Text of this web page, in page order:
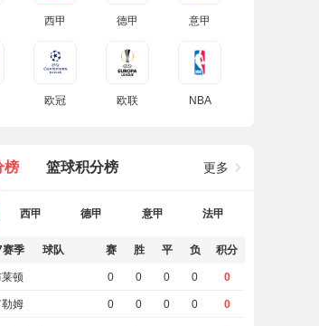
西甲 德甲 意甲
欧冠 欧联 NBA
榜 篮球积分榜 更多
西甲 德甲 意甲 法甲
季 球队 赛 胜 平 负 积分
顿 0 0 0 0 0
姆 0 0 0 0 0